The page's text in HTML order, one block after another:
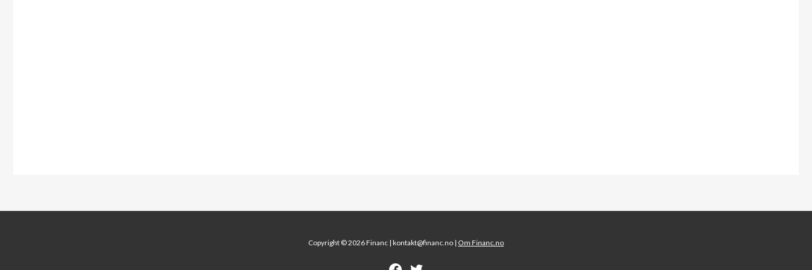
Copyright © 2026 Financ | kontakt@financ.no | Om Financ.no